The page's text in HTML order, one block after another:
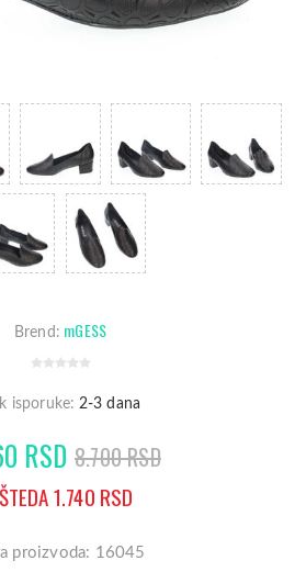
Brend: mGESS
isporuke: 2-3 dana
RSD 8.700 RSD
1.740 RSD
proizvoda: 16045